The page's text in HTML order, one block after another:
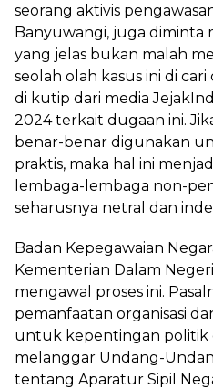
seorang aktivis
Banyuwangi, juga diminta
yang jelas bukan malah
seolah olah kasus ini di
di kutip dari media
2024 terkait dugaan ini.
benar-benar digunakan
praktis, maka hal ini
lembaga-lembaga non-
seharusnya netral dan
Badan Kepegawaian
Kementerian Dalam
mengawal proses ini.
pemanfaatan organisasi
untuk kepentingan politik
melanggar Undang-
tentang Aparatur Sipil